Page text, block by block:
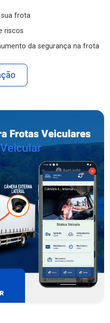
sua frota
riscos
da segurança na frota